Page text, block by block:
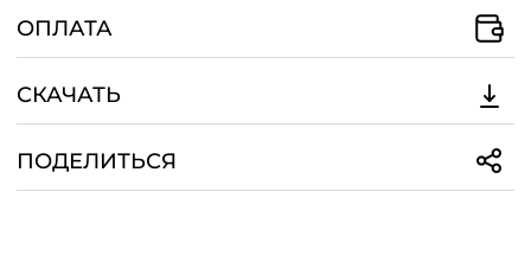
ОПЛАТА
СКАЧАТЬ
ПОДЕЛИТЬСЯ